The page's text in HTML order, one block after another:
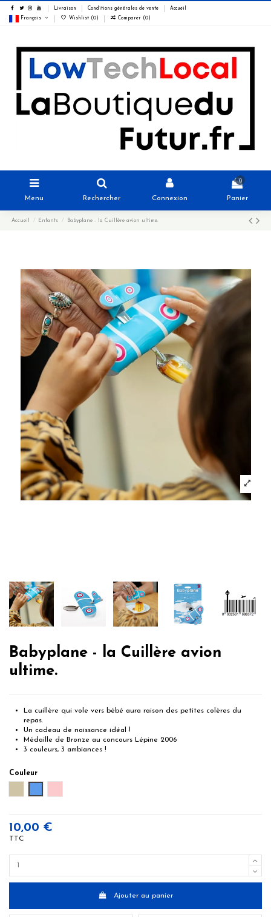
Livraison Conditions générales de vente Accueil
Français Wishlist (0) Comparer (0)
Menu Rechercher Connexion
0
Panier
Accueil Enfants Babyplane - la Cuillère avion ultime.
Babyplane - la Cuillère avion
ultime.
La cuillère qui vole vers bébé aura raison des petites colères du
repas.
Un cadeau de naissance idéal !
Médaille de Bronze au concours Lépine 2006
3 couleurs, 3 ambiances !
Couleur
10,00 €
TTC
Ajouter au panier